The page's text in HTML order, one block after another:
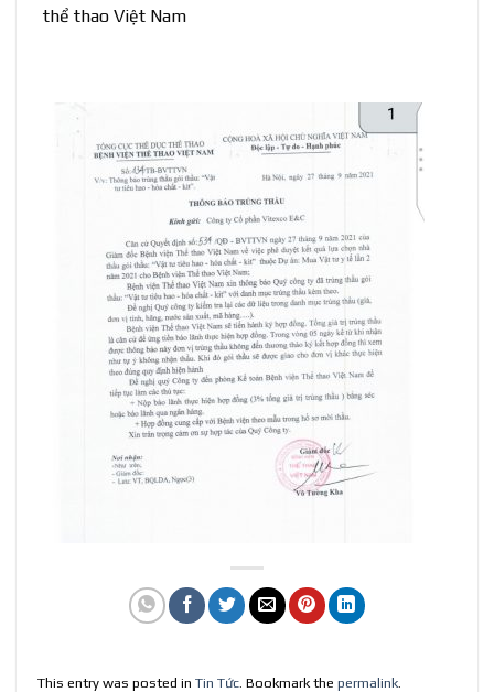
thể thao Việt Nam
This entry was posted inTin Tức . Bookmark thepermalink